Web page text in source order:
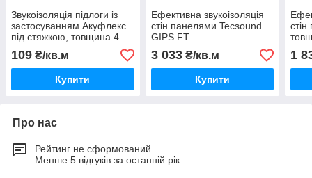
Звукоізоляція підлоги із
застосуванням Акуфлекс
під стяжкою, товщина 4
мм, рулон 15 х1 м.
109 ₴/кв.м
Купити
Ефективна звукоізоляція
стін панелями Tecsound
GIPS FT
1200х1000х35.5мм
3 033₴/кв.м
Купити
1
Про нас
Рейтинг не сформований
Менше 5 відгуків за останній рік